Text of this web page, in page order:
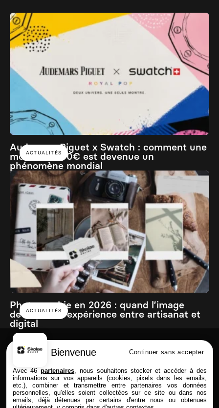
ACTUALITÉS
Audemars Piguet x Swatch : comment une
montre à 400€ est devenue un
phénomène mondial
ACTUALITÉS
Photographie en 2026 : quand l’image
devient une expérience entre artisanat et
digital
FORMATIONS SKOLAE ONLINE
Continuer sans accepter
Bienvenue
Avec 46partenaires , nous souhaitons stocker et accéder à des
informations sur vos appareils (cookies, pixels dans les emails,
etc.), combiner et transmettre entre partenaires vos données
personnelles, qu'elles soient collectées sur ce site ou dans nos
emails, déjà détenues par certains d'entre nous ou obtenues